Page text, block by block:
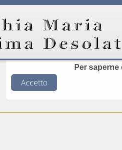
Questo sito utilizza
esperienza e offrire servizi
banner, scorrendo questa
Per
Accetto